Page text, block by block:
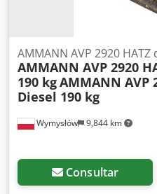
Wymysłów 9,844 km
AMMANN AVP 2920 HATZ
AMMANN AVP 2920
190 kgAMMANN AVP
Diesel 190 kg
Consultar